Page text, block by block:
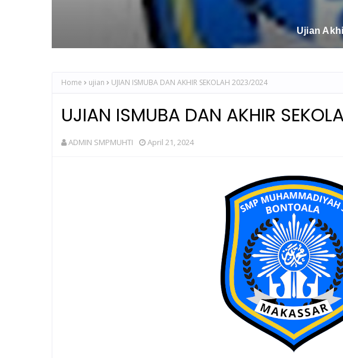
SMP MUHAMMADIYAH 3 MENGGELAR LOMBA
PELAJAR
Home ujian UJIAN ISMUBA DAN AKHIR SEKOLAH 2023/2024
UJIAN ISMUBA DAN AKHIR
ADMIN SMPMUHTI April 21, 2024